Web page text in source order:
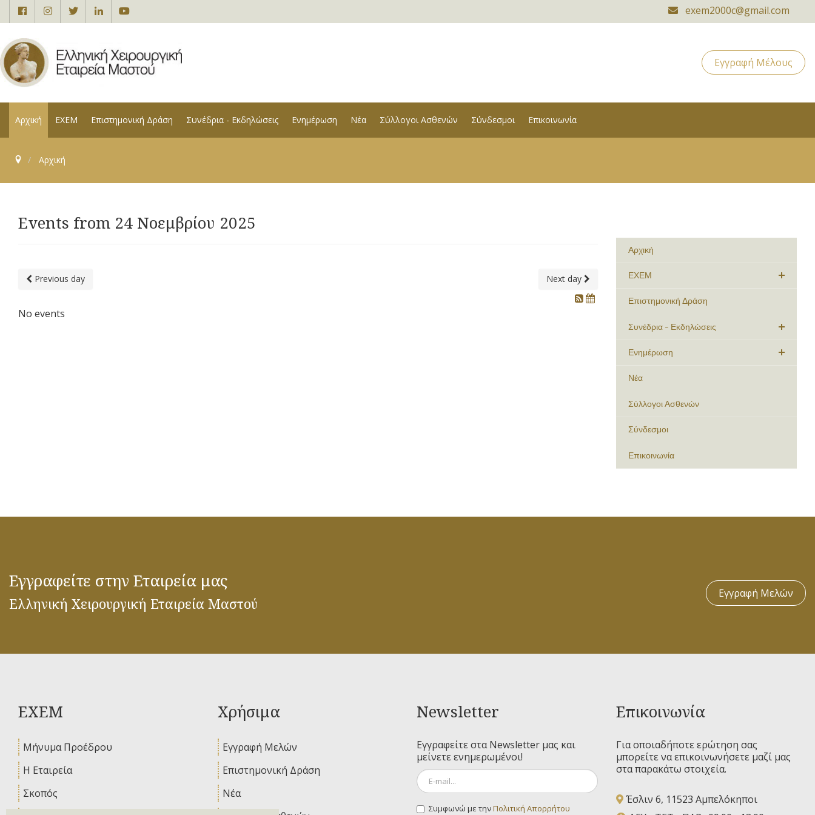
exem2000c@gmail.com
Εγγραφή Μέλους
Αρχική ΕΧΕΜ Επιστημονική Δράση Συνέδρια - Εκδηλώσεις Ενημέρωση Νέα Σύλλογοι Ασθενών Σύνδεσμοι Επικοινωνία
Αρχική
Events from 24 Νοεμβρίου 2025
Previous day Next day
No events
Αρχική
ΕΧΕΜ
Επιστημονική Δράση
Συνέδρια - Εκδηλώσεις
Ενημέρωση
Νέα
Σύλλογοι Ασθενών
Σύνδεσμοι
Επικοινωνία
Εγγραφείτε στην Εταιρεία μας
Ελληνική Χειρουργική Εταιρεία Μαστού
Εγγραφή Μελών
ΕΧΕΜ
Μήνυμα Προέδρου
Η Εταιρεία
Σκοπός
Χρήσιμα
Εγγραφή Μελών
Επιστημονική Δράση
Νέα
Newsletter
Εγγραφείτε στα Newsletter μας και
μείνετε ενημερωμένοι!
Συμφωνώ με τηνΠολιτική Απορρήτου
Επικοινωνία
Για οποιαδήποτε ερώτηση σας
μπορείτε να επικοινωνήσετε μαζί μας
στα παρακάτω στοιχεία.
Έσλιν 6, 11523 Αμπελόκηποι